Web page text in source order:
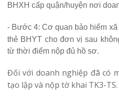
BHXH cấp quận/huyện nơi
- Bước 4: Cơ quan bảo hiểm
thẻ BHYT cho đơn vị sau
từ thời điểm nộp đủ hồ sơ.
Đối với doanh nghiệp đã có
tạo lập và nộp tờ khai TK3-TS.